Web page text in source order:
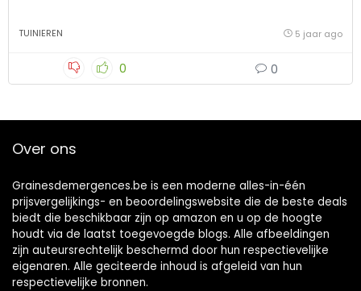
TUINIEREN 5 jaar ago
0 0
Over ons
Grainesdemergences.be is een moderne alles-in-één
prijsvergelijkings- en beoordelingswebsite die de beste deals
biedt die beschikbaar zijn op amazon en u op de hoogte
houdt via de laatst toegevoegde blogs. Alle afbeeldingen
zijn auteursrechtelijk beschermd door hun respectievelijke
eigenaren. Alle geciteerde inhoud is afgeleid van hun
respectievelijke bronnen.